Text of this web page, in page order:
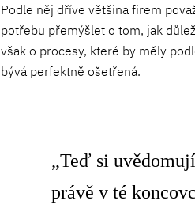
Podle něj dříve většina firem
potřebu přemýšlet o tom, jak
však o procesy, které by měly
bývá perfektně ošetřená.
„Teď si
právě v té